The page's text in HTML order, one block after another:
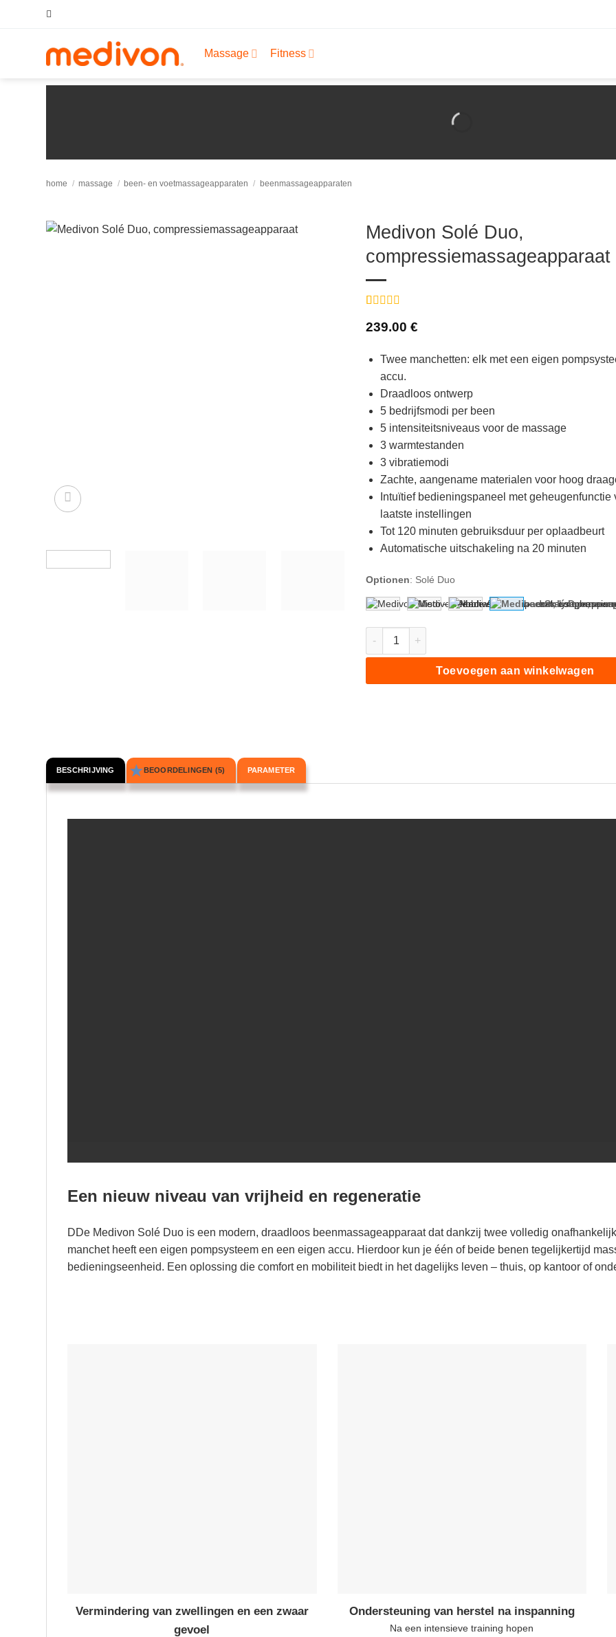
Massage
Fitness
home / massage / been- en voetmassageapparaten / beenmassageapparaten
Medivon Solé Duo,
compressiemassageapparaat
5op 5
waarderingen
239.00 €
Twee manchetten: elk met een eigen
accu.
Draadloos ontwerp
5 bedrijfsmodi per been
5 intensiteitsniveaus voor de massage
3 warmtestanden
3 vibratiemodi
Zachte, aangename materialen voor hoog
Intuïtief bedieningspaneel met geheugenfunctie
laatste instellingen
Tot 120 minuten gebruiksduur per oplaadbeurt
Automatische uitschakeling na 20 minuten
Optionen: Solé Duo
Medivon Solé Duo, compressiemassageapparaat
Toevoegen aan winkelwagen
BESCHRIJVING BEOORDELINGEN (5) PARAMETER
Een nieuw niveau van vrijheid en regeneratie
DDe Medivon Solé Duo is een modern, draadloos beenmassageapparaat dat dankzij twee volledig
manchet heeft een eigen pompsysteem en een eigen accu. Hierdoor kun je één of beide benen tegelijkertijd
bedieningseenheid. Een oplossing die comfort en mobiliteit biedt in het dagelijks leven – thuis, op kantoor of
Vermindering van zwellingen en een zwaar
gevoel
Ondersteuning van herstel na inspanning
Na een intensieve training hopen